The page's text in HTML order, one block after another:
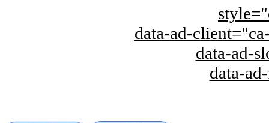
data-ad-
data-ad-
data-